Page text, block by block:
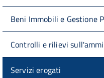
Beni Immobili e Gestione
Controlli e rilievi
Servizi erogati